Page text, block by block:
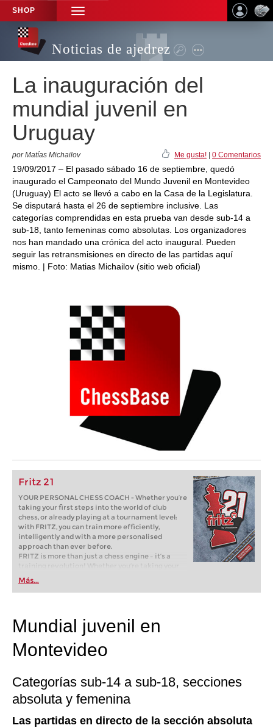
SHOP
TOGGLE
NAVIGATION
Noticias de ajedrez
La inauguración del
mundial juvenil en
Uruguay
por Matías Michailov Me gusta! 0 Comentarios
19/09/2017 – El pasado sábado 16 de septiembre, quedó
inaugurado el Campeonato del Mundo Juvenil en Montevideo
(Uruguay) El acto se llevó a cabo en la Casa de la Legislatura.
Se disputará hasta el 26 de septiembre inclusive. Las
categorías comprendidas en esta prueba van desde sub-14 a
sub-18, tanto femeninas como absolutas. Los organizadores
nos han mandado una crónica del acto inaugural. Pueden
seguir las retransmisiones en directo de las partidas aquí
mismo. | Foto: Matias Michailov (sitio web oficial)
Fritz 21
YOUR PERSONAL CHESS COACH - Whether you’re
taking your first steps into the world of club
chess, or already playing at a tournament level:
with FRITZ, you can train more efficiently,
intelligently and with a more personalised
approach than ever before.
FRITZ is more than just a chess engine – it’s a
training revolution! Whether you’re taking your
first steps into the world of club chess, or already
playing at a tournament level: with FRITZ, you can
train more efficiently, intelligently and with a
Más...
Mundial juvenil en
Montevideo
Categorías sub-14 a sub-18, secciones
absoluta y femenina
Las partidas en directo de la sección absoluta